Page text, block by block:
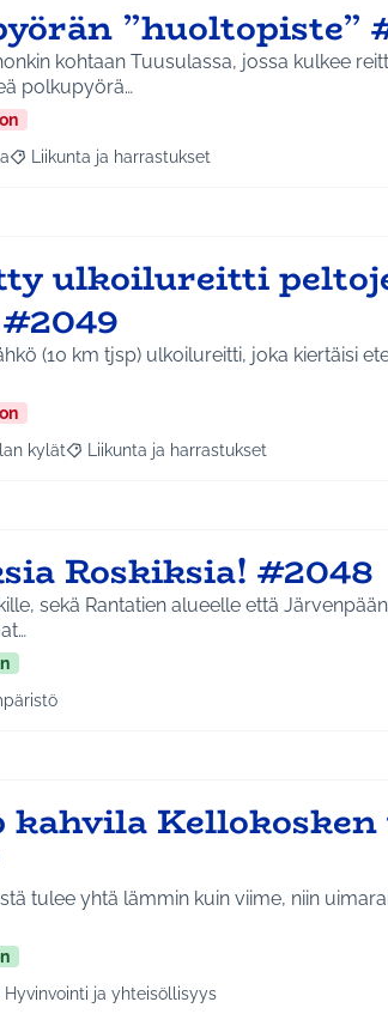
”huoltopiste”
kohtaan Tuusulassa, jossa kulkee
polkupyörä…
mukaan: Koko Tuusula
Rajaa tulokset teeman mukaan: Liikunta ja
Liikunta ja harrastukset
ulkoilureitti
(10 km tjsp) ulkoilureitti, joka kiertäisi
mukaan: Etelä-Tuusulan kylät
kylät Rajaa tulokset teeman mukaan: Liikunta
Liikunta ja harrastukset
Roskiksia! #2048
sekä Rantatien alueelle että
mukaan: Hyrylä
tulokset teeman mukaan: Ympäristö
kahvila
tulee yhtä lämmin kuin viime, niin
mukaan: Kellokoski
tulokset teeman mukaan: Hyvinvointi ja
Hyvinvointi ja yhteisöllisyys